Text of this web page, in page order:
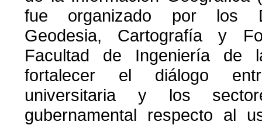
fue organizado por los
Geodesia, Cartografía y
Facultad de Ingeniería de
fortalecer el diálogo
universitaria y los
gubernamental respecto al